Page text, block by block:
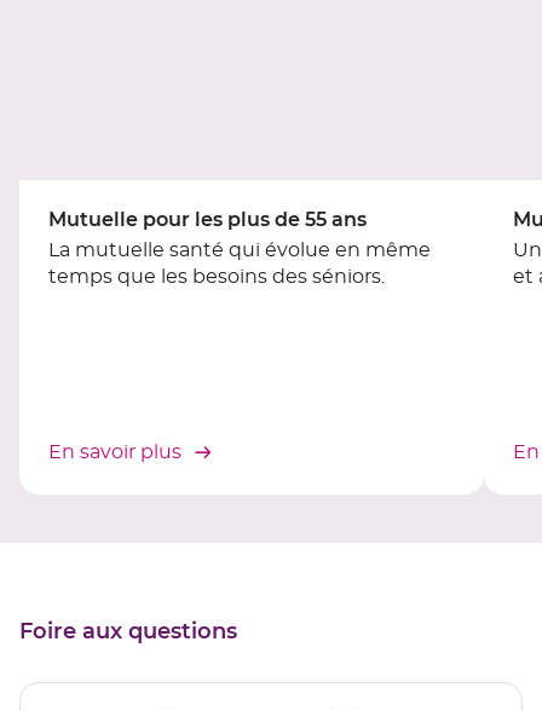
Mutuelle pour les plus de 55 ans
La mutuelle santé qui évolue en même
temps que les besoins des séniors.
En savoir plus
et
Foire aux questions